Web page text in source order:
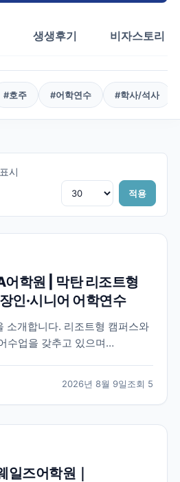
생생후기 비자스토리
#호주 #어학연수 #학사/석사
시
적용
학원 | 막탄 리조트형
인·시니어 어학연수
소개합니다. 리조트형 캠퍼스와
수업을 갖추고 있으며
사 잔여 여부를 확인하세요.
2026년 8월 9일조회 5
일즈어학원｜